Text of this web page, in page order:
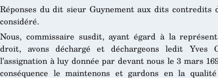
Réponses du dit sieur Guynement aux dits contredits
considéré.
Nous, commissaire susdit, ayant égard à la
droit, avons déchargé et déchargeons ledit Yves
l’assignation à luy donnée par devant nous le 3 mars
conséquence le maintenons et gardons en la